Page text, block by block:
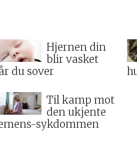
Hjernen din
blir vasket
du sover
Til kamp mot
den ukjente
sykdommen